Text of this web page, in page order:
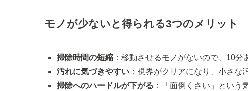
モノが少ないと得られる3つのメリット
掃除時間の短縮 ：移動させるモノがないので、10分
汚れに気づきやすい ：視界がクリアになり、小さな
掃除へのハードルが下がる ：「面倒くさい」という